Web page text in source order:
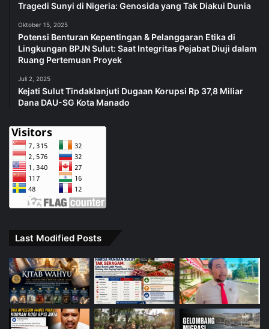
Tragedi Sunyi di Nigeria: Genosida yang Tak Diakui Dunia
Oktober 15, 2025
Potensi Benturan Kepentingan & Pelanggaran Etika di
Lingkungan BPJN Sulut: Saat Integritas Pejabat Diuji dalam
Ruang Pertemuan Proyek
Juli 2, 2025
Kejati Sulut Tindaklanjuti Dugaan Korupsi Rp 37,8 Miliar
Dana DAU-SG Kota Manado
Last Modified Posts